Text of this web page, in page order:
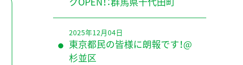
2025年12月04日
東京都民の皆様に朗報です！@
杉並区